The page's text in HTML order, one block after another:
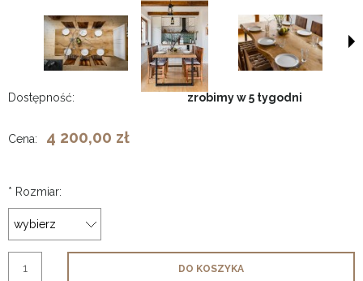
Dostępność: zrobimy w 5 tygodni
Cena: 4 200,00 zł
* Rozmiar:
DO KOSZYKA